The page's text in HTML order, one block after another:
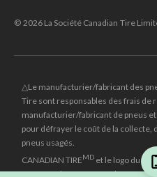
© 2026 La Société Canadian Tire
△Le manufacturier/fabricant des
Tire sont responsables des frais de
manufacturier/fabricant de pneus
pour défrayer le coût de la
pneus usagés.
CANADIAN TIREMD et le logo du
marques de commerce déposées